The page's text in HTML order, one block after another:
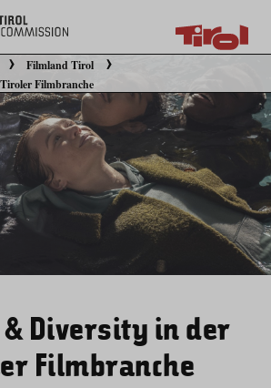
Filmland Tirol
Filmbranche
Diversity in der
Filmbranche